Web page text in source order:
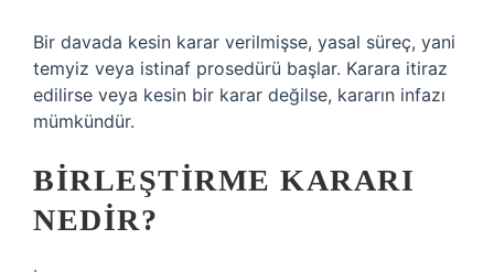
Bir davada kesin karar verilmişse, yasal süreç, yani
temyiz veya istinaf prosedürü başlar. Karara itiraz
edilirse veya kesin bir karar değilse, kararın infazı
mümkündür.
BIRLEŞTIRME KARARI
NEDIR?